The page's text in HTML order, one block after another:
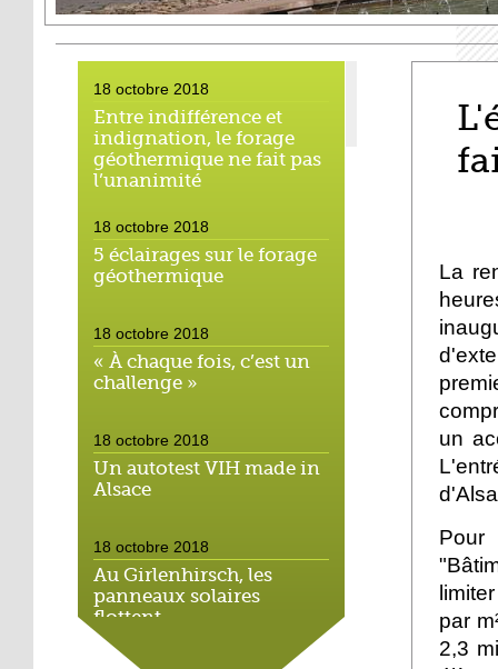
18 octobre 2018
Entre indifférence et
indignation, le forage
géothermique ne fait pas
l’unanimité
18 octobre 2018
5 éclairages sur le forage
géothermique
18 octobre 2018
« À chaque fois, c’est un
challenge »
18 octobre 2018
Un autotest VIH made in
Alsace
18 octobre 2018
Au Girlenhirsch, les
panneaux solaires
flottent
18 octobre 2018
La
un
Pour
par
2,3